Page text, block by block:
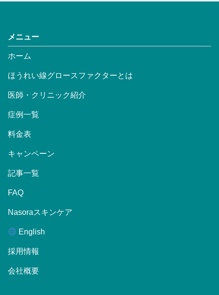
メニュー
ホーム
ほうれい線グロースファクターとは
医師・クリニック紹介
症例一覧
料金表
キャンペーン
記事一覧
FAQ
Nasoraスキンケア
English
採用情報
会社概要